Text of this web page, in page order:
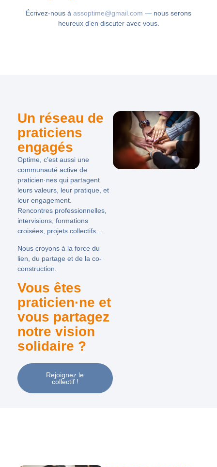
Écrivez-nous à assoptime@gmail.com — nous serons
heureux d’en discuter avec vous.
Un réseau de
praticiens
engagés
Optime, c’est aussi une
communauté active de
praticien·nes qui partagent
leurs valeurs, leur pratique, et
leur engagement.
Rencontres professionnelles,
intervisions, formations
croisées, projets collectifs…
Nous croyons à la force du
lien, du partage et de la co-
construction.
Vous êtes
praticien·ne et
vous partagez
notre vision
solidaire ?
Rejoignez le
collectif !